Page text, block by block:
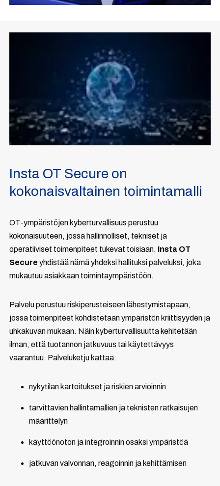
Insta OT Secure on
kokonaisvaltainen toimintamalli
OT-ympäristöjen kyberturvallisuus perustuu
kokonaisuuteen, jossa hallinnolliset, tekniset ja
operatiiviset toimenpiteet tukevat toisiaan. Insta OT
Secureyhdistää nämä yhdeksi hallituksi palveluksi, joka
mukautuu asiakkaan toimintaympäristöön.
Palvelu perustuu riskiperusteiseen lähestymistapaan,
jossa toimenpiteet kohdistetaan ympäristön kriittisyyden ja
uhkakuvan mukaan. Näin kyberturvallisuutta kehitetään
ilman, että tuotannon jatkuvuus tai käytettävyys
vaarantuu. Palveluketju kattaa:
nykytilan kartoitukset ja riskien arvioinnin
tarvittavien hallintamallien ja teknisten ratkaisujen
määrittelyn
käyttöönoton ja integroinnin osaksi ympäristöä
jatkuvan valvonnan, reagoinnin ja kehittämisen